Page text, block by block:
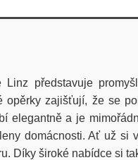
Linz představuje
opěrky zajišťují, žese
elegantněa je
domácnosti.Ať už si
. Díky široké nabídce si